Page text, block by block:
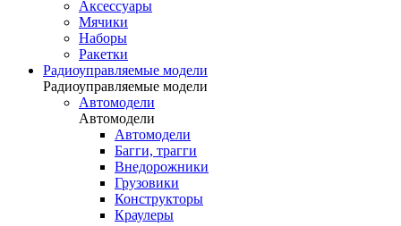
Аксессуары
Мячики
Наборы
Ракетки
Радиоуправляемые модели
Радиоуправляемые модели
Автомодели
Автомодели
Автомодели
Багги, трагги
Внедорожники
Грузовики
Конструкторы
Краулеры